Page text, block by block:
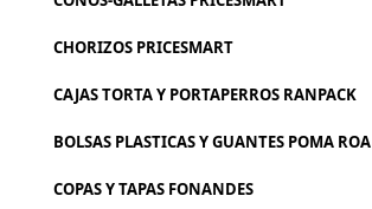
CHORIZOS PRICESMART
CAJAS TORTA Y PORTAPERROS RANPACK
BOLSAS PLASTICAS Y GUANTES POMA ROA
COPAS Y TAPAS FONANDES